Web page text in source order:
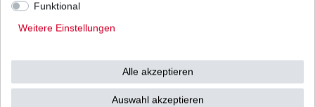
Ölfilter Zubehör TMF204 TMF 204
Funktional
Weitere Einstellungen
Alle akzeptieren
Auswahl akzeptieren